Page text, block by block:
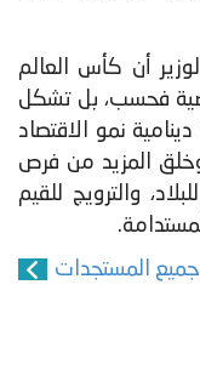
أن كأس العالم
فحسب، بل تشكل
نمو الاقتصاد
المزيد من فرص
والترويج للقيم
جميع المستجدات